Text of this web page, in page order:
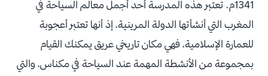
1341م. تعتبر هذه المدرسة أحد أجمل معالم السياحة في
المغرب التي أنشأتها الدولة المرينية، إذ أنها تعتبر أعجوبة
للعمارة الإسلامية، فهي مكان تاريخي عريق يمكنك القيام
بمجموعة من الأنشطة المهمة عند السياحة في مكناس، والتي